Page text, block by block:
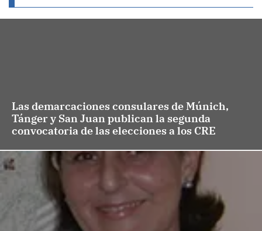
Las demarcaciones consulares de Múnich,
Tánger y San Juan publican la segunda
convocatoria de las elecciones a los CRE